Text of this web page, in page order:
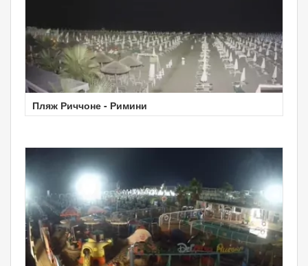
Пляж Риччоне - Римини